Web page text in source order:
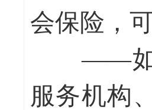
会保险，
——如果
服务机构